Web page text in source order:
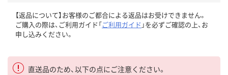
【返品について】お客様のご都合による返品はお受けできません。
ご購入の際は、ご利用ガイド「ご利用ガイド 」を必ずご確認の上、お
申し込みください。
直送品のため、以下の点にご注意ください。